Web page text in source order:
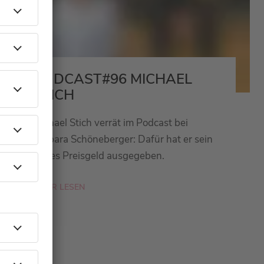
PODCAST#96 MICHAEL
STICH
Michael Stich verrät im Podcast bei
Barbara Schöneberger: Dafür hat er sein
erstes Preisgeld ausgegeben.
MEHR LESEN